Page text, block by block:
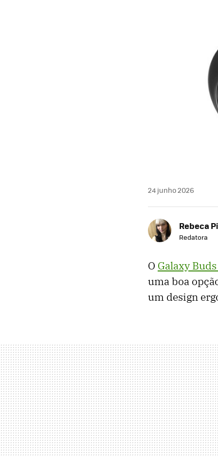
24 junho 2026
Rebeca
Redatora
O Galaxy
uma boa
um design